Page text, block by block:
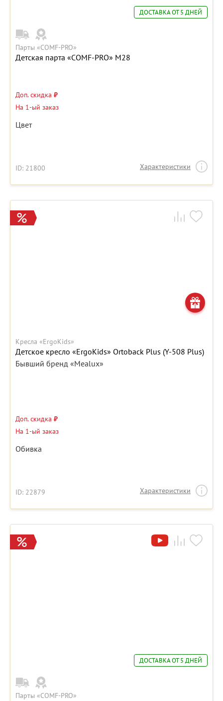
ДОСТАВКА ОТ 5 ДНЕЙ
Парты «COMF-PRO»
Детская парта «COMF-PRO» М28
Доп. скидка ₽
На 1-ый заказ
Цвет
ID: 21800 Характеристики
Кресла «ErgoKids»
Детское кресло «ErgoKids» Ortoback Plus (Y-508 Plus)
Бывший бренд «Mealux»
Доп. скидка ₽
На 1-ый заказ
Обивка
ID: 22879 Характеристики
ДОСТАВКА ОТ 5 ДНЕЙ
Парты «COMF-PRO»